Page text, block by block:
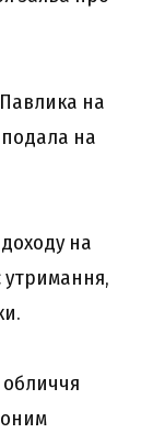
на
подала на
доходу на
утримання,